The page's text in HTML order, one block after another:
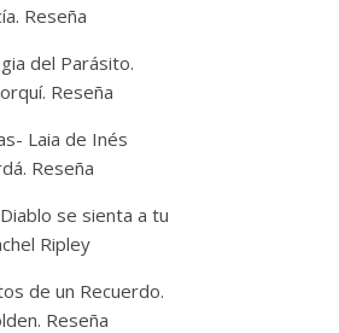
Reseña
del Parásito.
Reseña
Laia de Inés
Reseña
se sienta a tu
Ripley
de un Recuerdo.
Reseña